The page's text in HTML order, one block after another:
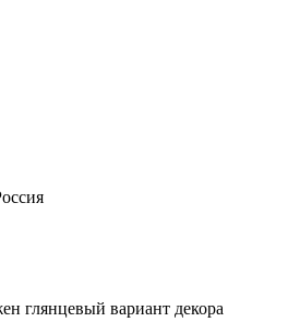
глянцевый вариант декора